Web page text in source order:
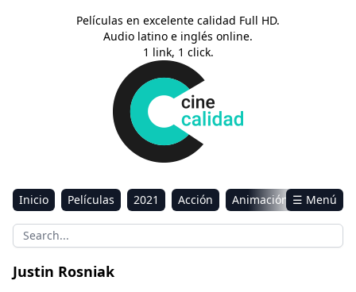
Películas en excelente calidad Full HD.
Audio latino e inglés online.
1 link, 1 click.
Inicio Películas 2021 Acción
Animación
Aventura
Ciencia ficción Comedia
Drama
☰ Menú
Justin Rosniak